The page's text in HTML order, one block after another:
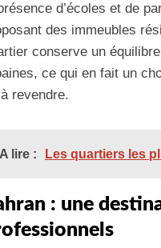
d’écoles et de
des immeubles
conserve un
ce qui en fait un
revendre.
A lire : Les quartiers les
: une